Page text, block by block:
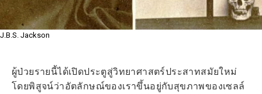
J.B.S. Jackson
ผู้ป่วยรายนี้ได้เปิดประตูสู่วิทยาศาสตร์ประสาทสมัยใหม่
โดยพิสูจน์ว่าอัตลักษณ์ของเราขึ้นอยู่กับสุขภาพของเซลล์